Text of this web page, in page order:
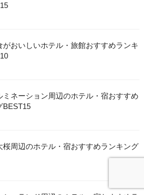
がおいしいホテル・旅館おすすめランキ
ミネーション周辺のホテル・宿おすすめ
BEST15
桜周辺のホテル・宿おすすめランキング